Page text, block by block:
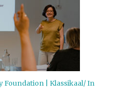
Foundation | Klassikaal/ In